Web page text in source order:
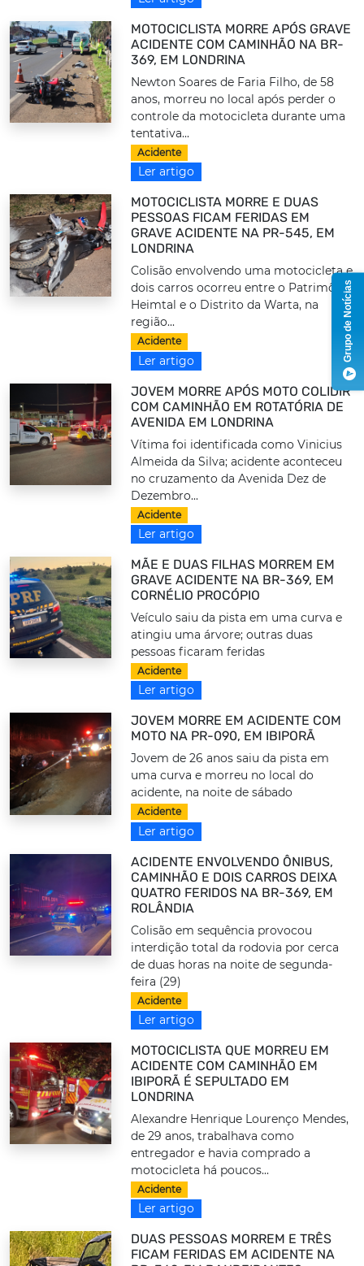
MOTOCICLISTA MORRE APÓS GRAVE
ACIDENTE COM CAMINHÃO NA BR-
369, EM LONDRINA
Newton Soares de Faria Filho, de 58
anos, morreu no local após perder o
controle da motocicleta durante uma
tentativa...
Acidente
Ler artigo
MOTOCICLISTA MORRE E DUAS
PESSOAS FICAM FERIDAS EM
GRAVE ACIDENTE NA PR-545, EM
LONDRINA
Colisão envolvendo uma motocicleta e
dois carros ocorreu entre o Patrimônio
Heimtal e o Distrito da Warta, na
região...
Acidente
Ler artigo
JOVEM MORRE APÓS MOTO COLIDIR
COM CAMINHÃO EM ROTATÓRIA DE
AVENIDA EM LONDRINA
Vítima foi identificada como Vinicius
Almeida da Silva; acidente aconteceu
no cruzamento da Avenida Dez de
Dezembro...
Acidente
Ler artigo
MÃE E DUAS FILHAS MORREM EM
GRAVE ACIDENTE NA BR-369, EM
CORNÉLIO PROCÓPIO
Veículo saiu da pista em uma curva e
atingiu uma árvore; outras duas
pessoas ficaram feridas
Acidente
Ler artigo
JOVEM MORRE EM ACIDENTE COM
MOTO NA PR-090, EM IBIPORÃ
Jovem de 26 anos saiu da pista em
uma curva e morreu no local do
acidente, na noite de sábado
Acidente
Ler artigo
ACIDENTE ENVOLVENDO ÔNIBUS,
CAMINHÃO E DOIS CARROS DEIXA
QUATRO FERIDOS NA BR-369, EM
ROLÂNDIA
Colisão em sequência provocou
interdição total da rodovia por cerca
de duas horas na noite de segunda-
feira (29)
Acidente
Ler artigo
MOTOCICLISTA QUE MORREU EM
ACIDENTE COM CAMINHÃO EM
IBIPORÃ É SEPULTADO EM
LONDRINA
Alexandre Henrique Lourenço Mendes,
de 29 anos, trabalhava como
entregador e havia comprado a
motocicleta há poucos...
Acidente
Ler artigo
DUAS PESSOAS MORREM E TRÊS
FICAM FERIDAS EM ACIDENTE NA
Grupo de Notícias